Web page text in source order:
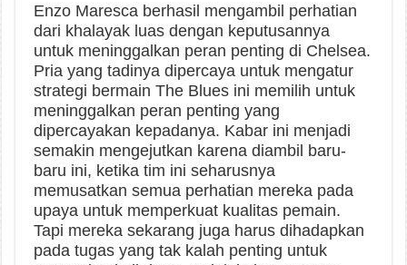
Enzo Maresca berhasil mengambil perhatian
dari khalayak luas dengan keputusannya
untuk meninggalkan peran penting di Chelsea.
Pria yang tadinya dipercaya untuk mengatur
strategi bermain The Blues ini memilih untuk
meninggalkan peran penting yang
dipercayakan kepadanya. Kabar ini menjadi
semakin mengejutkan karena diambil baru-
baru ini, ketika tim ini seharusnya
memusatkan semua perhatian mereka pada
upaya untuk memperkuat kualitas pemain.
Tapi mereka sekarang juga harus dihadapkan
pada tugas yang tak kalah penting untuk